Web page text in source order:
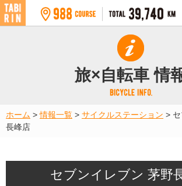
旅×自転車 情
ホーム >情報一覧 > サイクルステーション >
長峰店
セブンイレブン 茅野